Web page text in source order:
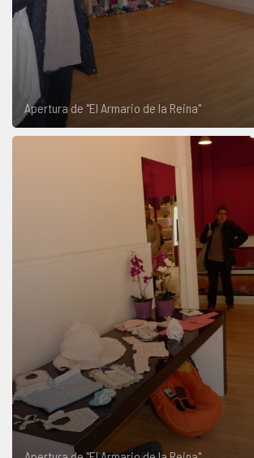
Apertura de "El Armario de la Reina"